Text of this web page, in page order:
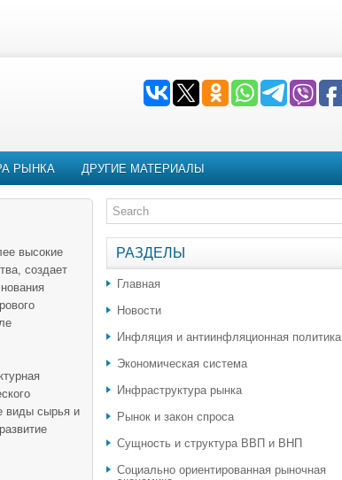
РЫНКА ДРУГИЕ МАТЕРИАЛЫ
высокие
создает
виды сырья и
РАЗДЕЛЫ
Главная
Новости
Инфляция и антиинфляционная политика
Экономическая система
Инфраструктура рынка
Рынок и закон спроса
Сущность и структура ВВП и ВНП
Социально ориентированная рыночная